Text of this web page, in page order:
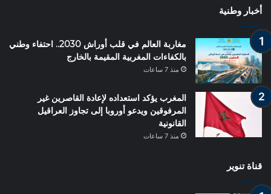
أخبار وطنية
مغاربة العالم في قلب أوراش 2030.. احتفاء وطني
بالكفاءات المغربية المقيمة بالخارج
منذ 7 ساعات
المغرب يؤكد استعداده لإعادة القاصرين غير
المرفوقين ويدعو أوروبا إلى تجاوز العراقيل
القانونية
منذ 7 ساعات
قناة تنوير